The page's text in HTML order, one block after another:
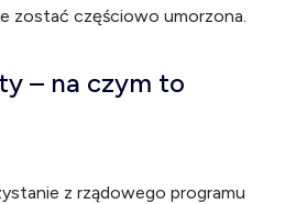
zostać częściowo umorzona.
– na czym to
z rządowego programu